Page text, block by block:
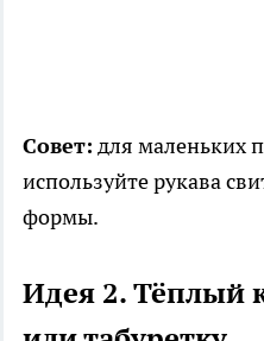
Совет: для маленьких
используйте рукава
формы.
Идея 2. Тёплый